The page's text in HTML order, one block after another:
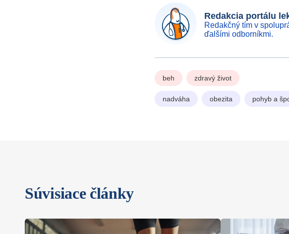
Redakcia portálu
Redakčný tím v
ďalšími odborníkmi.
beh zdravý život
nadváha obezita pohyb a
Súvisiace články